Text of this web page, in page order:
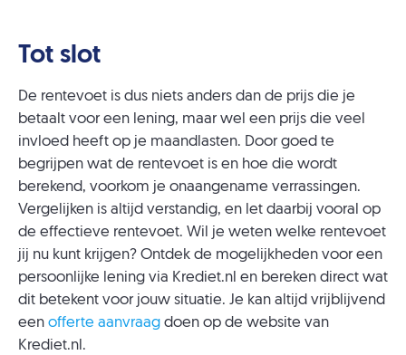
Tot slot
De rentevoet is dus niets anders dan de prijs die je
betaalt voor een lening, maar wel een prijs die veel
invloed heeft op je maandlasten. Door goed te
begrijpen wat de rentevoet is en hoe die wordt
berekend, voorkom je onaangename verrassingen.
Vergelijken is altijd verstandig, en let daarbij vooral op
de effectieve rentevoet. Wil je weten welke rentevoet
jij nu kunt krijgen? Ontdek de mogelijkheden voor een
persoonlijke lening via Krediet.nl en bereken direct wat
dit betekent voor jouw situatie. Je kan altijd vrijblijvend
een offerte aanvraag doen op de website van
Krediet.nl.